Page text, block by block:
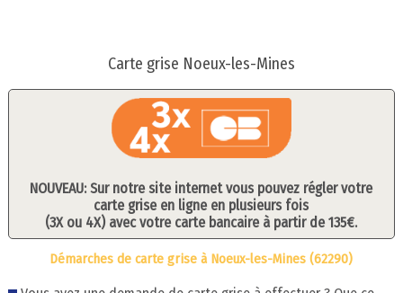
Carte grise Noeux-les-Mines
NOUVEAU: Sur notre site internet vous pouvez régler votre
carte grise en ligne en plusieurs fois
(3X ou 4X) avec votre carte bancaire à partir de 135€.
Démarches de carte grise à Noeux-les-Mines (62290)